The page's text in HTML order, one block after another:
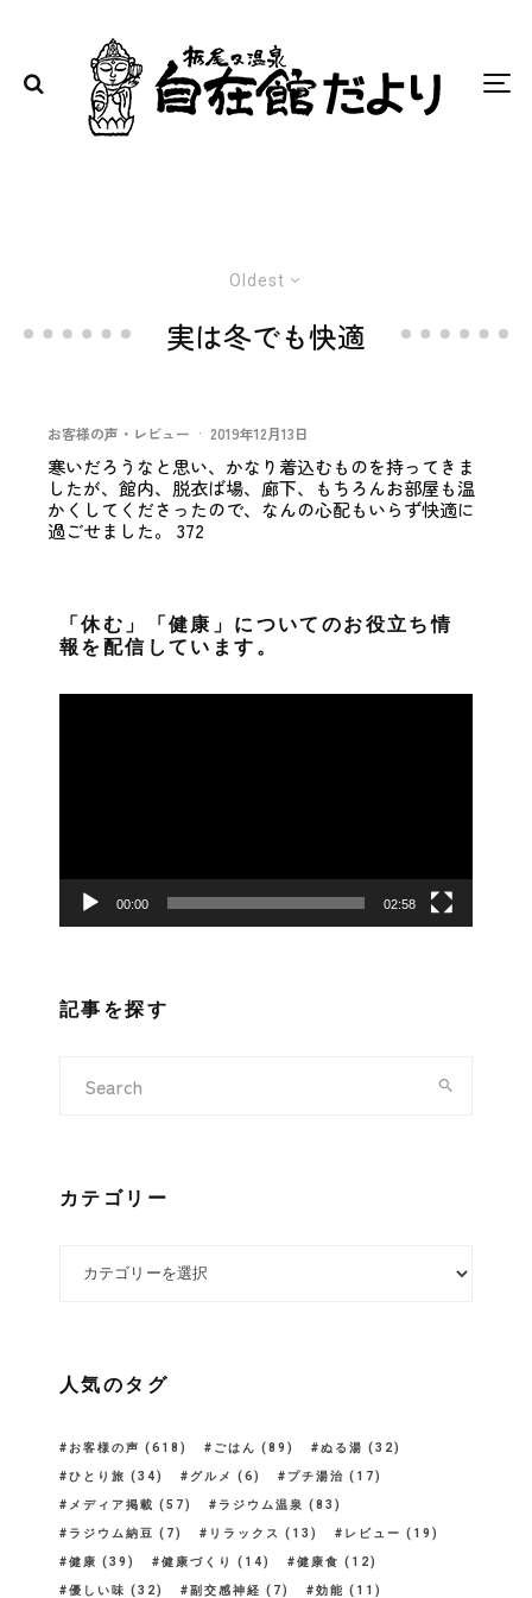
Oldest
実は冬でも快適
お客様の声・レビュー · 2019年12月13日
寒いだろうなと思い、かなり着込むものを持ってきま
したが、館内、脱衣ば場、廊下、もちろんお部屋も温
かくしてくださったので、なんの心配もいらず快適に
過ごせました。 372
「休む」「健康」についてのお役立ち情
報を配信しています。
ー
00:00 02:58
記事を探す
カテゴリー
人気のタグ
お客様の声 (618) ごはん (89) ぬる湯 (32)
ひとり旅 (34) グルメ (6) プチ湯治 (17)
メディア掲載 (57) ラジウム温泉 (83)
ラジウム納豆 (7) リラックス (13) レビュー (19)
健康 (39) 健康づくり (14) 健康食 (12)
優しい味 (32) 副交感神経 (7) 効能 (11)